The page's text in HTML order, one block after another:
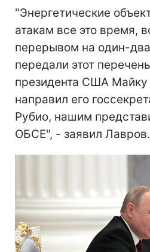
"Энергетические
атакам все это время,
перерывом на один-
передали этот
президента США Майку
направил его
Рубио, нашим
ОБСЕ", - заявил Лавров.